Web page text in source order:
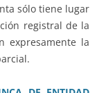
sólo tiene lugar
registral de la
expresamente la